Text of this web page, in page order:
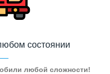
состоянии
любой сложности!